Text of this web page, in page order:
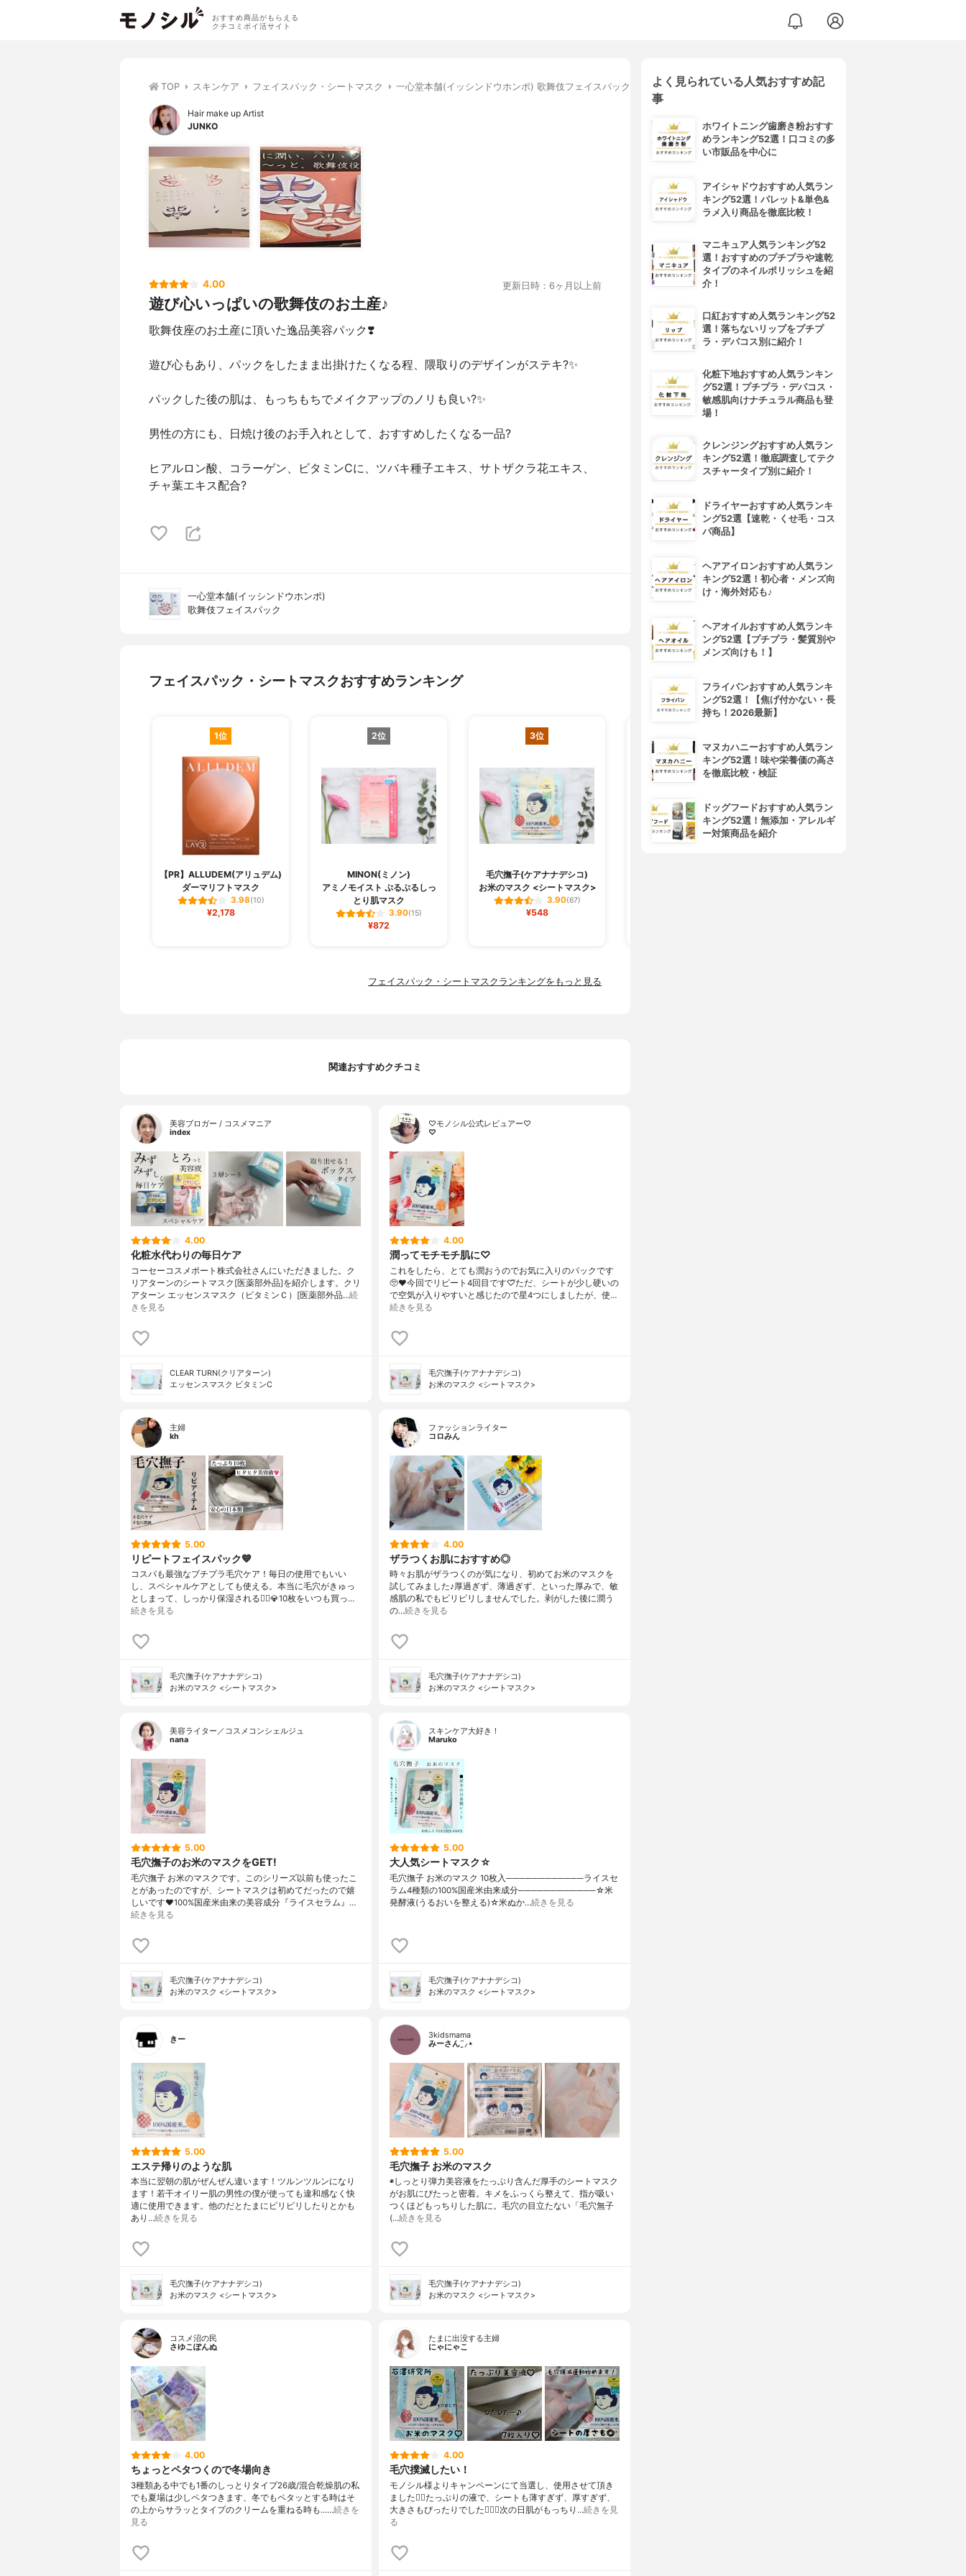
おすすめ商品がもらえる
クチコミポイ活サイト
TOP スキンケア フェイスパック・シートマスク 一心堂本舗(イッシンドウホンポ) 歌舞伎フェイスパック
Hair make up Artist
JUNKO
4.00 更新日時：6ヶ月以上前
遊び心いっぱいの歌舞伎のお土産♪
歌舞伎座のお土産に頂いた逸品美容パック❣️
遊び心もあり、パックをしたまま出掛けたくなる程、隈取りのデザインがステキ?✨
パックした後の肌は、もっちもちでメイクアップのノリも良い?✨
男性の方にも、日焼け後のお手入れとして、おすすめしたくなる一品?
ヒアルロン酸、コラーゲン、ビタミンCに、ツバキ種子エキス、サトザクラ花エキス、
チャ葉エキス配合?
一心堂本舗(イッシンドウホンポ)
歌舞伎フェイスパック
フェイスパック・シートマスクおすすめランキング
1位
【PR】ALLUDEM(アリュデム)
ダーマリフトマスク
3.98(10)
¥2,178
2位
MINON(ミノン)
アミノモイスト ぷるぷるしっ
とり肌マスク
3.90(15)
¥872
3位
毛穴撫子(ケアナナデシコ)
お米のマスク <シートマスク>
3.90(67)
¥548
フェイスパック・シートマスクランキングをもっと見る
関連おすすめクチコミ
美容ブロガー / コスメマニア
index
4.00
化粧水代わりの毎日ケア
コーセーコスメポート株式会社さんにいただきました。ク
リアターンのシートマスク[医薬部外品]を紹介します。クリ
アターン エッセンスマスク（ビタミンＣ）[医薬部外品…続
きを見る
CLEAR TURN(クリアターン)
エッセンスマスク ビタミンC
♡モノシル公式レビュアー♡
♡
4.00
潤ってモチモチ肌に♡
これをしたら、とても潤おうのでお気に入りのパックです
🥺❤今回でリピート4回目です♡⃛ただ、シートが少し硬いの
で空気が入りやすいと感じたので星4つにしましたが、使…
続きを見る
毛穴撫子(ケアナナデシコ)
お米のマスク <シートマスク>
主婦
kh
5.00
リピートフェイスパック💙
コスパも最強なプチプラ毛穴ケア！毎日の使用でもいい
し、スペシャルケアとしても使える。本当に毛穴がきゅっ
としまって、しっかり保湿される🙆‍♀️💎10枚をいつも買っ…
続きを見る
毛穴撫子(ケアナナデシコ)
お米のマスク <シートマスク>
ファッションライター
コロみん
4.00
ザラつくお肌におすすめ◎
時々お肌がザラつくのが気になり、初めてお米のマスクを
試してみました♪厚過ぎず、薄過ぎず、といった厚みで、敏
感肌の私でもピリピリしませんでした。剥がした後に潤う
の…続きを見る
毛穴撫子(ケアナナデシコ)
お米のマスク <シートマスク>
美容ライター／コスメコンシェルジュ
nana
5.00
毛穴撫子のお米のマスクをGET!
毛穴撫子 お米のマスクです。このシリーズ以前も使ったこ
とがあったのですが、シートマスクは初めてだったので嬉
しいです❤100%国産米由来の美容成分『ライスセラム』…
続きを見る
毛穴撫子(ケアナナデシコ)
お米のマスク <シートマスク>
スキンケア大好き！
Maruko
5.00
大人気シートマスク☆
毛穴撫子 お米のマスク 10枚入────────────ライスセ
ラム4種類の100%国産米由来成分────────────☆米
発酵液(うるおいを整える)☆米ぬか…続きを見る
毛穴撫子(ケアナナデシコ)
お米のマスク <シートマスク>
きー
5.00
エステ帰りのような肌
本当に翌朝の肌がぜんぜん違います！ツルンツルンになり
ます！若干オイリー肌の男性の僕が使っても違和感なく快
適に使用できます。他のだとたまにピリピリしたりとかも
あり…続きを見る
毛穴撫子(ケアナナデシコ)
お米のマスク <シートマスク>
3kidsmama
みーさん¨̮⸝⋆
5.00
毛穴撫子 お米のマスク
◉しっとり弾力美容液をたっぷり含んだ厚手のシートマスク
がお肌にぴたっと密着。キメをふっくら整えて、指が吸い
つくほどもっちりした肌に。毛穴の目立たない「毛穴無子
(…続きを見る
毛穴撫子(ケアナナデシコ)
お米のマスク <シートマスク>
コスメ沼の民
さゆこぽんぬ
4.00
ちょっとペタつくので冬場向き
3種類ある中でも1番のしっとりタイプ26歳/混合乾燥肌の私
でも夏場は少しペタつきます、冬でもペタッとする時はそ
の上からサラッとタイプのクリームを重ねる時も...…続きを
見る
たまに出没する主婦
にゃにゃこ
4.00
毛穴撲滅したい！
モノシル様よりキャンペーンにて当選し、使用させて頂き
ました🙇‍♀️たっぷりの液で、シートも薄すぎず、厚すぎず、
大きさもぴったりでした🙆🏻‍♀️次の日肌がもっちり…続きを見
る
よく見られている人気おすすめ記
事
ホワイトニング歯磨き粉おすす
めランキング52選！口コミの多
い市販品を中心に
アイシャドウおすすめ人気ラン
キング52選！パレット&単色&
ラメ入り商品を徹底比較！
マニキュア人気ランキング52
選！おすすめのプチプラや速乾
タイプのネイルポリッシュを紹
介！
口紅おすすめ人気ランキング52
選！落ちないリップをプチプ
ラ・デパコス別に紹介！
化粧下地おすすめ人気ランキン
グ52選！プチプラ・デパコス・
敏感肌向けナチュラル商品も登
場！
クレンジングおすすめ人気ラン
キング52選！徹底調査してテク
スチャータイプ別に紹介！
ドライヤーおすすめ人気ランキ
ング52選【速乾・くせ毛・コス
パ商品】
ヘアアイロンおすすめ人気ラン
キング52選！初心者・メンズ向
け・海外対応も♪
ヘアオイルおすすめ人気ランキ
ング52選【プチプラ・髪質別や
メンズ向けも！】
フライパンおすすめ人気ランキ
ング52選！【焦げ付かない・長
持ち！2026最新】
マヌカハニーおすすめ人気ラン
キング52選！味や栄養価の高さ
を徹底比較・検証
ドッグフードおすすめ人気ラン
キング52選！無添加・アレルギ
ー対策商品を紹介